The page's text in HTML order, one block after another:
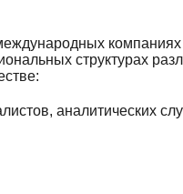
компаниях
структурах
аналитических